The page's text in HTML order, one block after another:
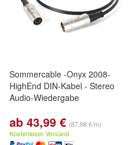
Sommercable -Onyx 2008-
HighEnd DIN-Kabel - Stereo
Audio-Wiedergabe
ab 43,99 € (87,98 €/m)
Kostenloser Versand